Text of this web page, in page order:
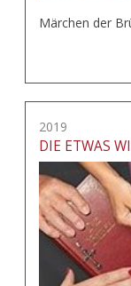
Märchen der
2019
DIE ETWAS